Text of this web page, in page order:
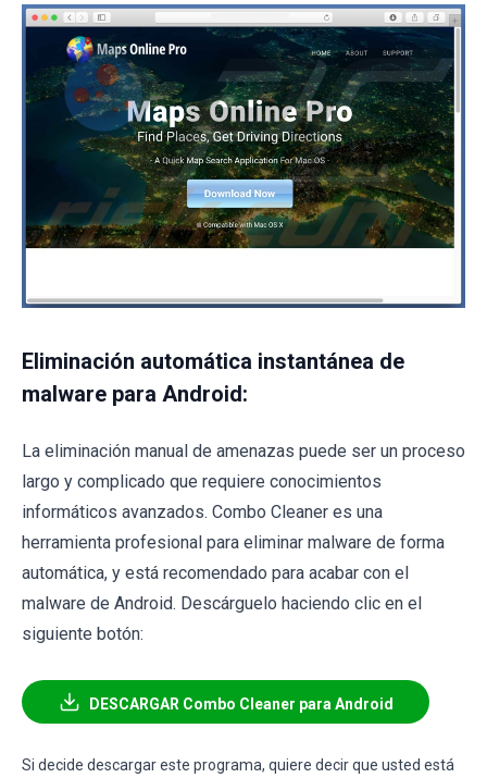
Eliminación automática instantánea de
malware para Android:
La eliminación manual de amenazas puede ser un proceso
largo y complicado que requiere conocimientos
informáticos avanzados. Combo Cleaner es una
herramienta profesional para eliminar malware de forma
automática, y está recomendado para acabar con el
malware de Android. Descárguelo haciendo clic en el
siguiente botón:
DESCARGAR Combo Cleaner para Android
Si decide descargar este programa, quiere decir que usted está